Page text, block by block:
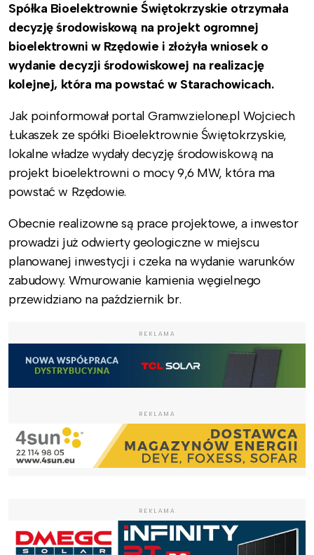
Spółka Bioelektrownie Świętokrzyskie otrzymała
decyzję środowiskową na projekt ogromnej
bioelektrowni w Rzędowie i złożyła wniosek o
wydanie decyzji środowiskowej na realizację
kolejnej, która ma powstać w Starachowicach.
Jak poinformował portal Gramwzielone.pl Wojciech
Łukaszek ze spółki Bioelektrownie Świętokrzyskie,
lokalne władze wydały decyzję środowiskową na
projekt bioelektrowni o mocy 9,6 MW, która ma
powstać w Rzędowie.
Obecnie realizowne są prace projektowe, a inwestor
prowadzi już odwierty geologiczne w miejscu
planowanej inwestycji i czeka na wydanie warunków
zabudowy. Wmurowanie kamienia węgielnego
przewidziano na październik br.
REKLAMA
REKLAMA
REKLAMA